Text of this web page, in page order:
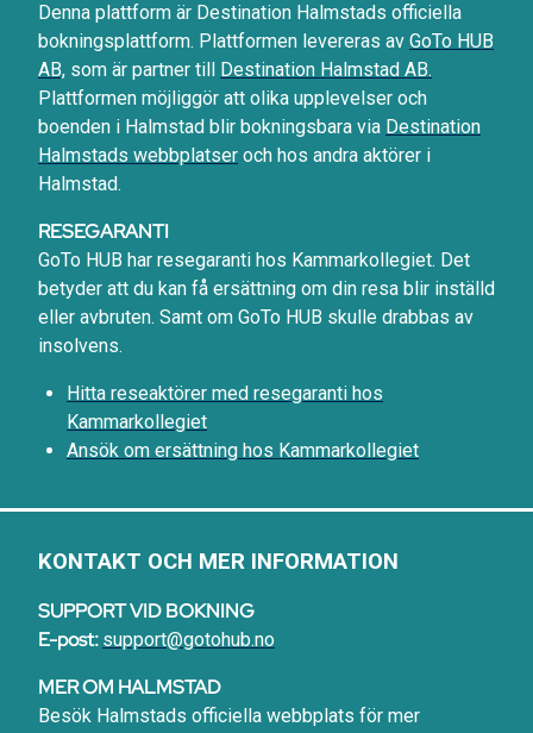
Denna plattform är Destination Halmstads officiella
bokningsplattform. Plattformen levereras av GoTo HUB
AB, som är partner till Destination Halmstad AB.
Plattformen möjliggör att olika upplevelser och
boenden i Halmstad blir bokningsbara via Destination
Halmstads webbplatser och hos andra aktörer i
Halmstad.
RESEGARANTI
GoTo HUB har resegaranti hos Kammarkollegiet. Det
betyder att du kan få ersättning om din resa blir inställd
eller avbruten. Samt om GoTo HUB skulle drabbas av
insolvens.
Hitta reseaktörer med resegaranti hos
Kammarkollegiet
Ansök om ersättning hos Kammarkollegiet
KONTAKT OCH MER INFORMATION
SUPPORT VID BOKNING
E-post: support@gotohub.no
MER OM HALMSTAD
Besök Halmstads officiella webbplats för mer